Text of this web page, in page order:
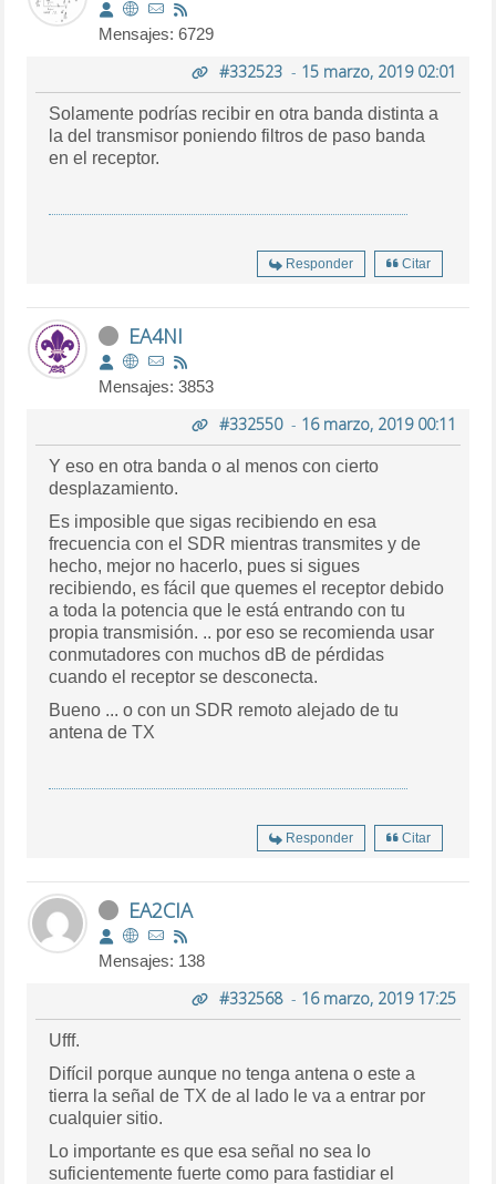
Mensajes: 6729
#332523- 15 marzo, 2019 02:01
Solamente podrías recibir en otra banda distinta a
la del transmisor poniendo filtros de paso banda
en el receptor.
Responder Citar
EA4NI
Mensajes: 3853
#332550- 16 marzo, 2019 00:11
Y eso en otra banda o al menos con cierto
desplazamiento.
Es imposible que sigas recibiendo en esa
frecuencia con el SDR mientras transmites y de
hecho, mejor no hacerlo, pues si sigues
recibiendo, es fácil que quemes el receptor debido
a toda la potencia que le está entrando con tu
propia transmisión. .. por eso se recomienda usar
conmutadores con muchos dB de pérdidas
cuando el receptor se desconecta.
Bueno ... o con un SDR remoto alejado de tu
antena de TX
Responder Citar
EA2CIA
Mensajes: 138
#332568- 16 marzo, 2019 17:25
Ufff.
Difícil porque aunque no tenga antena o este a
tierra la señal de TX de al lado le va a entrar por
cualquier sitio.
Lo importante es que esa señal no sea lo
suficientemente fuerte como para fastidiar el